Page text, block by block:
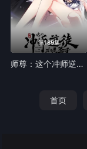
第189集
师尊：这个冲师逆徒才不是圣子 动态漫画
首页